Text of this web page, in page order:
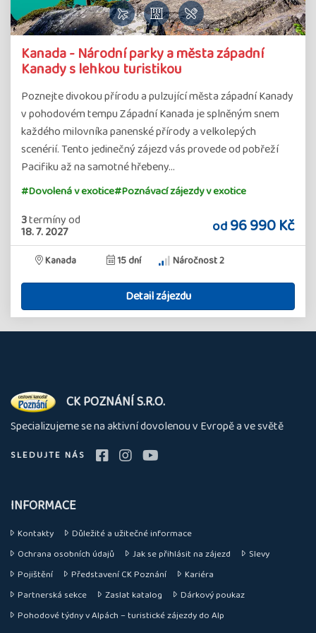
Kanada - Národní parky a města západní
Kanady s lehkou turistikou
Poznejte divokou přírodu a pulzující města západní Kanady
v pohodovém tempu Západní Kanada je splněným snem
každého milovníka panenské přírody a velkolepých
scenérií. Tento jedinečný zájezd vás provede od pobřeží
Pacifiku až na samotné hřebeny…
#Dovolená v exotice#Poznávací zájezdy v exotice
3termínyod
18. 7. 2027 od96 990 Kč
Kanada 15 dní Náročnost 2
Detail zájezdu
O
nás
CK POZNÁNÍ S.R.O.
Specializujeme se na aktivní dovolenou v Evropě a ve světě
SLEDUJTE NÁS
INFORMACE
Kontakty
Důležité a užitečné informace
Ochrana osobních údajů
Jak se přihlásit na zájezd
Slevy
Pojištění
Představení CK Poznání
Kariéra
Partnerská sekce
Zaslat katalog
Dárkový poukaz
Pohodové týdny v Alpách – turistické zájezdy do Alp